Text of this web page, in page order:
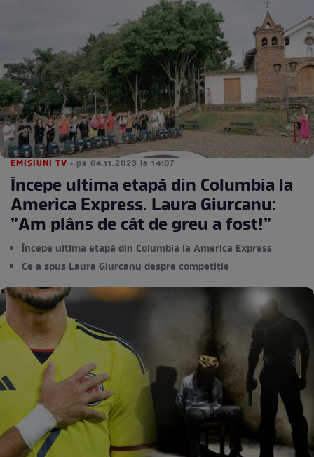
EMISIUNI TV • pe 04.11.2023 la 14:07
Începe ultima etapă din Columbia la
America Express. Laura Giurcanu:
”Am plâns de cât de greu a fost!”
Începe ultima etapă din Columbia la America Express
Ce a spus Laura Giurcanu despre competiție